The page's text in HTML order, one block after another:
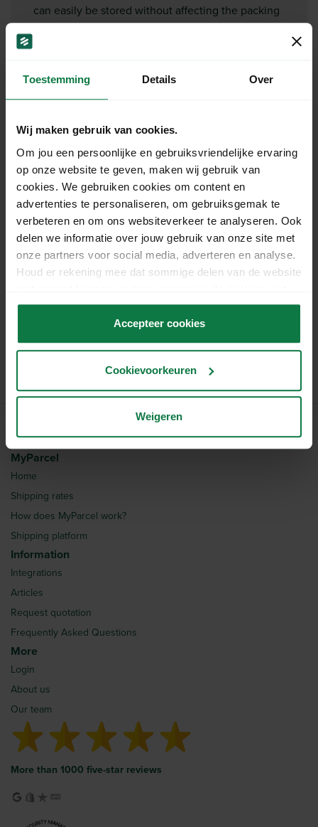
Toestemming Details Over
Wij maken gebruik van cookies.
Om jou een persoonlijke en gebruiksvriendelijke ervaring
op onze website te geven, maken wij gebruik van
cookies. We gebruiken cookies om content en
advertenties te personaliseren, om gebruiksgemak te
verbeteren en om ons websiteverkeer te analyseren. Ook
delen we informatie over jouw gebruik van onze site met
onze partners voor social media, adverteren en analyse.
Houd er rekening mee dat sommige delen van de website
accepteert.
Accepteer cookies
Cookievoorkeuren
Weigeren
can easily be stored without affecting the packing
speed. For lighter products,
protective materials that you can use to send your
products quickly and
Specificaties
Lengte:
Breedte:
Hoogte:
Thickness:
Quality:
Artikelnummer:
50 cm
40 cm
35 cm
7 mm
BC-wave (± 7,0
1029938
MyParcel
Home
Shipping rates
How does MyParcel work?
Shipping platform
Information
Integrations
Articles
Request quotation
Frequently Asked Questions
More
Login
About us
Our team
More than 1000 five-star reviews